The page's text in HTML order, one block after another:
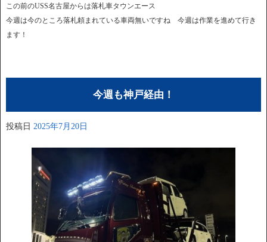
この前のUSS名古屋からは落札車タウンエース
今週は今のところ落札頼まれている車両無いですね 今週は作業を進めて行き
ます！
今週も神戸経由！
投稿日 2025年7月20日